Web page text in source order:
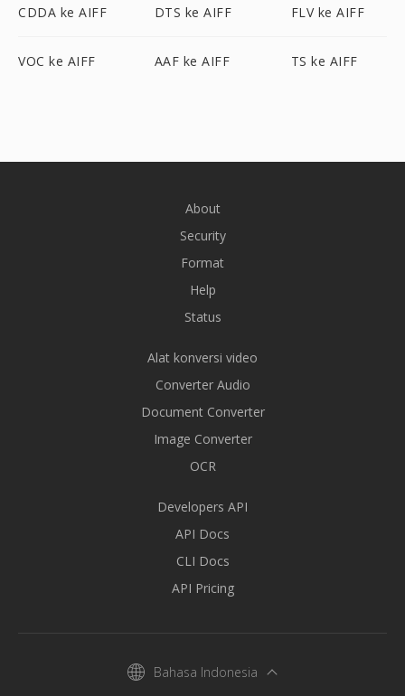
CDDA ke AIFF DTS ke AIFF FLV ke AIFF
VOC ke AIFF AAF ke AIFF TS ke AIFF
About
Security
Format
Help
Status
Alat konversi video
Converter Audio
Document Converter
Image Converter
OCR
Developers API
API Docs
CLI Docs
API Pricing
Bahasa Indonesia